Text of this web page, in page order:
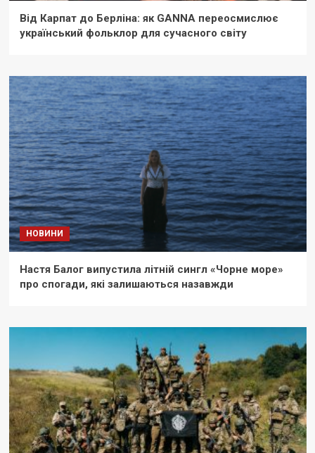
Від Карпат до Берліна: як GANNA переосмислює
український фольклор для сучасного світу
НОВИНИ
Настя Балог випустила літній сингл «Чорне море»
про спогади, які залишаються назавжди